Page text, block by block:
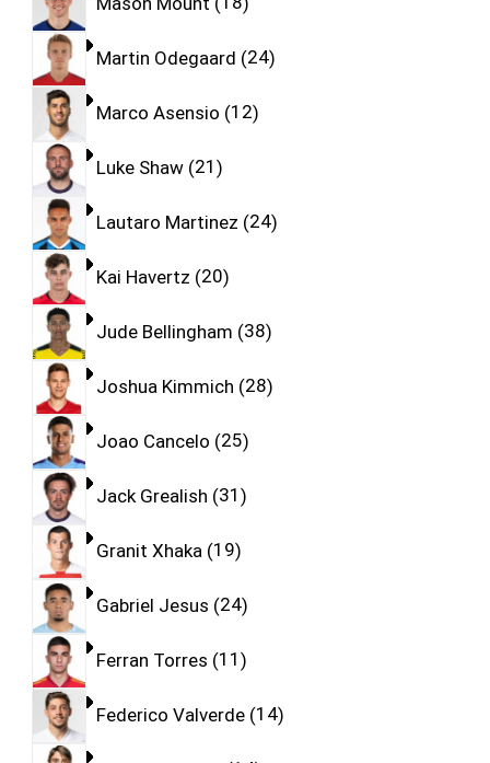
Martin Odegaard 24
Marco Asensio 12
Luke Shaw 21
Lautaro Martinez 24
Kai Havertz 20
Jude Bellingham 38
Joshua Kimmich 28
Joao Cancelo 25
Jack Grealish 31
Granit Xhaka 19
Gabriel Jesus 24
Ferran Torres 11
Federico Valverde 14